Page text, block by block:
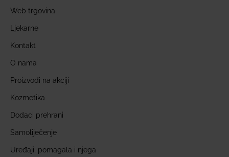
Web trgovina
Ljekarne
Kontakt
O nama
Proizvodi na akciji
Kozmetika
Dodaci prehrani
Samoliječenje
Uređaji, pomagala i njega